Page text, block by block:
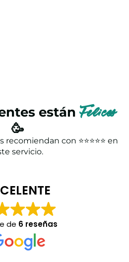
están Felices
🥳
con ⭐⭐⭐⭐⭐ en
servicio.
de 6 reseñas